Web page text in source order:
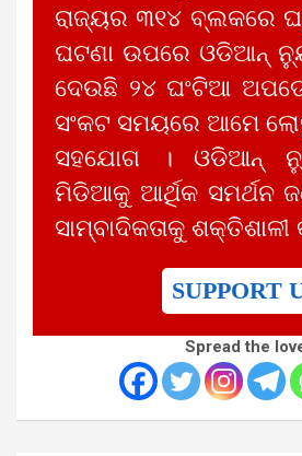
ରାଜ୍ୟର ୩୧୪ ବ୍ଲକରେ
ଘଟଣା ଉପରେ ଓଡିଆନ୍
ଦେଉଛି ୨୪ ଘଂଟିଆ
ସଂକଟ ସମୟରେ ଆମେ
ସହଯୋଗ । ଓଡିଆନ୍
ମିଡିଆକୁ ଆର୍ଥିକ ସମର୍ଥନ
ସାମ୍ବାଦିକତାକୁ
SUPPORT
Spread the